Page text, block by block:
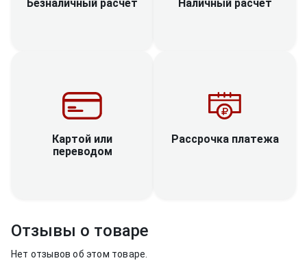
Безналичный расчет Наличный расчет
Картой или
переводом
Рассрочка платежа
Отзывы о товаре
Нет отзывов об этом товаре.